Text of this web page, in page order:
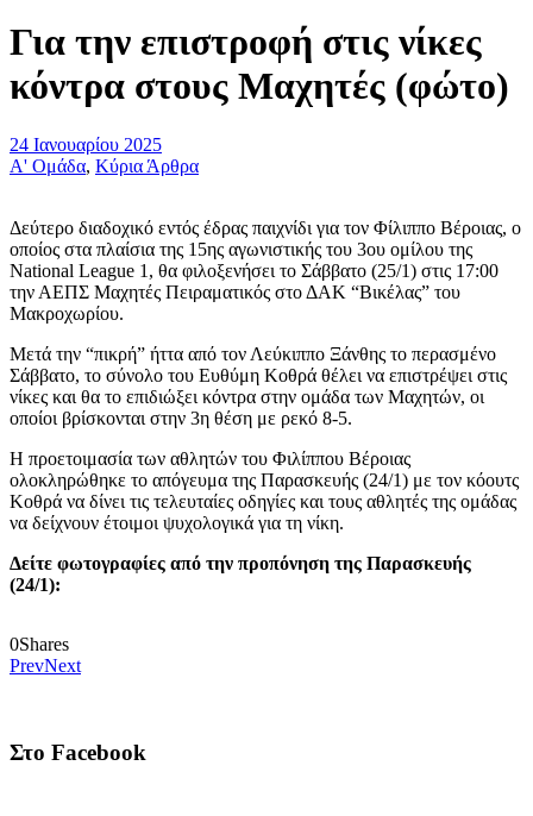
Για την επιστροφή στις νίκες
κόντρα στους Μαχητές (φώτο)
24 Ιανουαρίου 2025
Α' Ομάδα, Κύρια Άρθρα
Δεύτερο διαδοχικό εντός έδρας παιχνίδι για τον Φίλιππο Βέροιας, ο
οποίος στα πλαίσια της 15ης αγωνιστικής του 3ου ομίλου της
National League 1, θα φιλοξενήσει το Σάββατο (25/1) στις 17:00
την ΑΕΠΣ Μαχητές Πειραματικός στο ΔΑΚ “Βικέλας” του
Μακροχωρίου.
Μετά την “πικρή” ήττα από τον Λεύκιππο Ξάνθης το περασμένο
Σάββατο, το σύνολο του Ευθύμη Κοθρά θέλει να επιστρέψει στις
νίκες και θα το επιδιώξει κόντρα στην ομάδα των Μαχητών, οι
οποίοι βρίσκονται στην 3η θέση με ρεκό 8-5.
Η προετοιμασία των αθλητών του Φιλίππου Βέροιας
ολοκληρώθηκε το απόγευμα της Παρασκευής (24/1) με τον κόουτς
Κοθρά να δίνει τις τελευταίες οδηγίες και τους αθλητές της ομάδας
να δείχνουν έτοιμοι ψυχολογικά για τη νίκη.
Δείτε φωτογραφίες από την προπόνηση της Παρασκευής
(24/1):
0Shares
PrevNext
Στο Facebook